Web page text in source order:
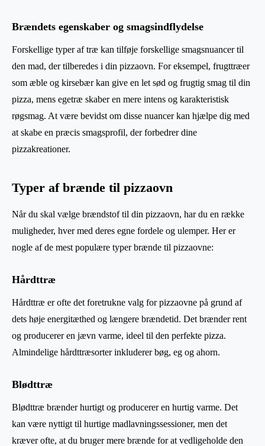
Brændets egenskaber og smagsindflydelse
Forskellige typer af træ kan tilføje forskellige smagsnuancer til
den mad, der tilberedes i din pizzaovn. For eksempel, frugttræer
som æble og kirsebær kan give en let sød og frugtig smag til din
pizza, mens egetræ skaber en mere intens og karakteristisk
røgsmag. At være bevidst om disse nuancer kan hjælpe dig med
at skabe en præcis smagsprofil, der forbedrer dine
pizzakreationer.
Typer af brænde til pizzaovn
Når du skal vælge brændstof til din pizzaovn, har du en række
muligheder, hver med deres egne fordele og ulemper. Her er
nogle af de mest populære typer brænde til pizzaovne:
Hårdttræ
Hårdttræ er ofte det foretrukne valg for pizzaovne på grund af
dets høje energitæthed og længere brændetid. Det brænder rent
og producerer en jævn varme, ideel til den perfekte pizza.
Almindelige hårdttræsorter inkluderer bøg, eg og ahorn.
Blødttræ
Blødttræ brænder hurtigt og producerer en hurtig varme. Det
kan være nyttigt til hurtige madlavningssessioner, men det
kræver ofte, at du bruger mere brænde for at vedligeholde den